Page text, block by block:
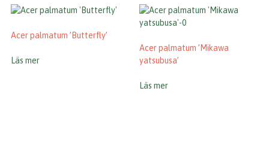
Acer palmatum ’Butterfly’
Läs mer
Acer palmatum ’Mikawa
yatsubusa’
Läs mer